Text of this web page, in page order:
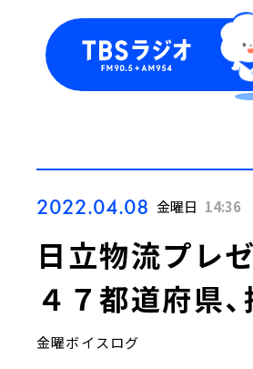
2022.04.08 金曜日 14:36
日立物流プレ
４７都道府県
金曜ボイスログ